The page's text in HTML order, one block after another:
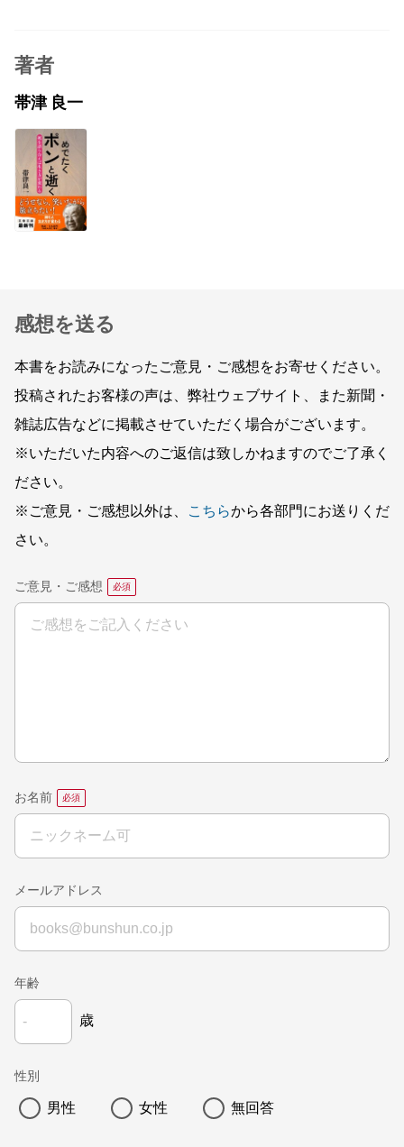
著者
帯津 良一
感想を送る
本書をお読みになったご意見・ご感想をお寄せください。
投稿されたお客様の声は、弊社ウェブサイト、また新聞・
雑誌広告などに掲載させていただく場合がございます。
※いただいた内容へのご返信は致しかねますのでご了承く
ださい。
※ご意見・ご感想以外は、
こちらから各部門にお送りくだ
さい。
ご意見・ご感想
お名前
メールアドレス
年齢
歳
性別
男性 女性 無回答